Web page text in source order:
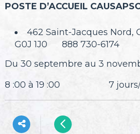
POSTE D’ACCUEIL
462 Saint-Jacques Nord,
G0J 1J0 888 730-6174
Du 30 septembre au 3
8 :00 à 19 :00 7